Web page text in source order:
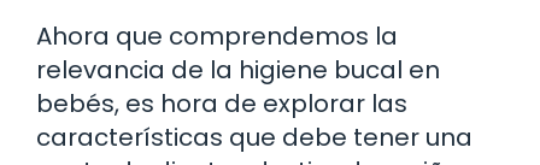
Ahora que comprendemos la
relevancia de la higiene bucal en
bebés, es hora de explorar las
características que debe tener una